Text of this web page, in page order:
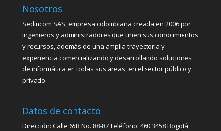
Nosotros
Sedincom SAS, empresa colombiana creada en 2006 por
ingenieros y administradores que unen sus conocimientos
y recursos, además de una amplia trayectoria y
experiencia comercializando y desarrollando soluciones
de informática en todas sus áreas, en el sector público y
privado.
Datos de contacto
Dirección: Calle 65B No. 88-87 Teléfono: 460 3458 Bogotá,